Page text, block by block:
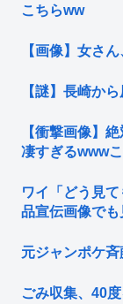
こちらww
【画像】女さ
【謎】長崎か
【衝撃画像】
凄すぎるwww
ワイ「どう見
品宣伝画像でも
元ジャンポケ
ごみ収集、40